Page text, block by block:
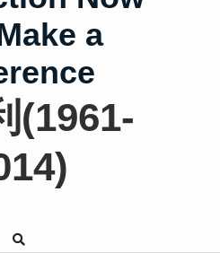
a
(1961-